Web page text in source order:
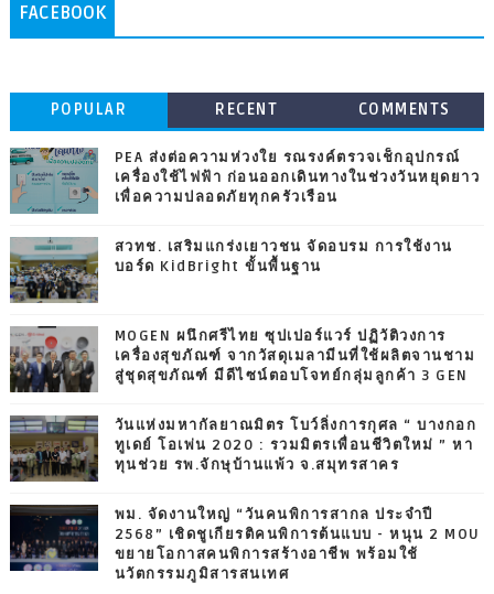
FACEBOOK
POPULAR RECENT COMMENTS
PEA ส่งต่อความห่วงใย รณรงค์ตรวจเช็กอุปกรณ์
เครื่องใช้ไฟฟ้า ก่อนออกเดินทางในช่วงวันหยุดยาว
เพื่อความปลอดภัยทุกครัวเรือน
สวทช. เสริมแกร่งเยาวชน จัดอบรม การใช้งาน
บอร์ด KidBright ขั้นพื้นฐาน
MOGEN ผนึกศรีไทย ซุปเปอร์แวร์ ปฏิวัติวงการ
เครื่องสุขภัณฑ์ จากวัสดุเมลามีนที่ใช้ผลิตจานชาม
สู่ชุดสุขภัณฑ์ มีดีไซน์ตอบโจทย์กลุ่มลูกค้า 3 GEN
วันแห่งมหากัลยาณมิตร โบว์ลิ่งการกุศล “ บางกอก
ทูเดย์ โอเพ่น 2020 : รวมมิตรเพื่อนชีวิตใหม่ ” หา
ทุนช่วย รพ.จักษุบ้านแพ้ว จ.สมุทรสาคร
พม. จัดงานใหญ่ “วันคนพิการสากล ประจำปี
2568” เชิดชูเกียรติคนพิการต้นแบบ - หนุน 2 MOU
ขยายโอกาสคนพิการสร้างอาชีพ พร้อมใช้
นวัตกรรมภูมิสารสนเทศ